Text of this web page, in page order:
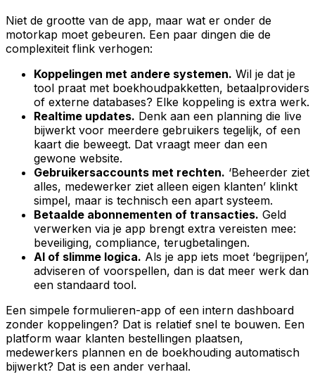
Niet de grootte van de app, maar wat er onder de
motorkap moet gebeuren. Een paar dingen die de
complexiteit flink verhogen:
Koppelingen met andere systemen. Wil je dat je
tool praat met boekhoudpakketten, betaalproviders
of externe databases? Elke koppeling is extra werk.
Realtime updates. Denk aan een planning die live
bijwerkt voor meerdere gebruikers tegelijk, of een
kaart die beweegt. Dat vraagt meer dan een
gewone website.
Gebruikersaccounts met rechten. ‘Beheerder ziet
alles, medewerker ziet alleen eigen klanten’ klinkt
simpel, maar is technisch een apart systeem.
Betaalde abonnementen of transacties. Geld
verwerken via je app brengt extra vereisten mee:
beveiliging, compliance, terugbetalingen.
AI of slimme logica. Als je app iets moet ‘begrijpen’,
adviseren of voorspellen, dan is dat meer werk dan
een standaard tool.
Een simpele formulieren-app of een intern dashboard
zonder koppelingen? Dat is relatief snel te bouwen. Een
platform waar klanten bestellingen plaatsen,
medewerkers plannen en de boekhouding automatisch
bijwerkt? Dat is een ander verhaal.